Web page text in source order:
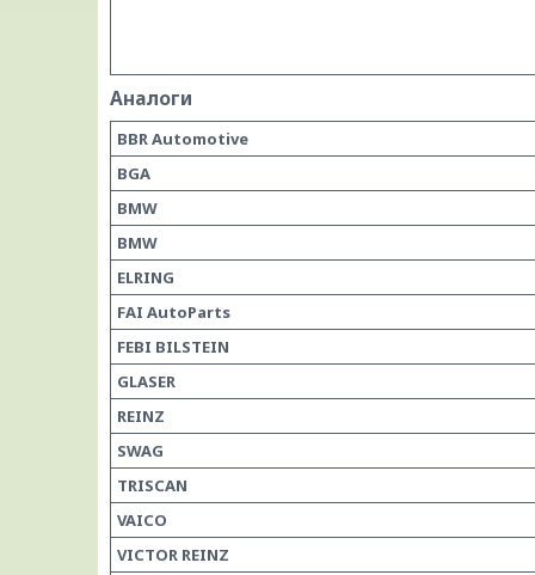
Аналоги
BBR Automotive
BGA
BMW
BMW
ELRING
FAI AutoParts
FEBI BILSTEIN
GLASER
REINZ
SWAG
TRISCAN
VAICO
VICTOR REINZ